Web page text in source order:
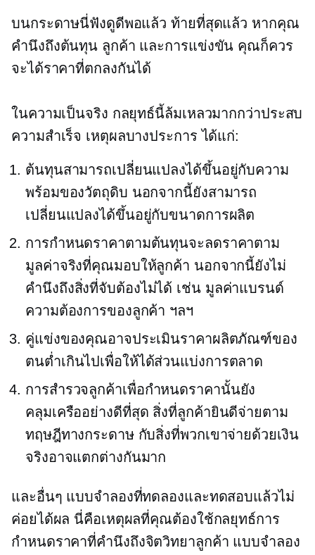
บนกระดาษนี่ฟังดูดีพอแล้ว ท้ายที่สุดแล้ว หากคุณ
คำนึงถึงต้นทุน ลูกค้า และการแข่งขัน คุณก็ควร
จะได้ราคาที่ตกลงกันได้
ในความเป็นจริง กลยุทธ์นี้ล้มเหลวมากกว่าประสบ
ความสำเร็จ เหตุผลบางประการ ได้แก่:
ต้นทุนสามารถเปลี่ยนแปลงได้ขึ้นอยู่กับความ
พร้อมของวัตถุดิบ นอกจากนี้ยังสามารถ
เปลี่ยนแปลงได้ขึ้นอยู่กับขนาดการผลิต
การกำหนดราคาตามต้นทุนจะลดราคาตาม
มูลค่าจริงที่คุณมอบให้ลูกค้า นอกจากนี้ยังไม่
คำนึงถึงสิ่งที่จับต้องไม่ได้ เช่น มูลค่าแบรนด์
ความต้องการของลูกค้า ฯลฯ
คู่แข่งของคุณอาจประเมินราคาผลิตภัณฑ์ของ
ตนต่ำเกินไปเพื่อให้ได้ส่วนแบ่งการตลาด
การสำรวจลูกค้าเพื่อกำหนดราคานั้นยัง
คลุมเครืออย่างดีที่สุด สิ่งที่ลูกค้ายินดีจ่ายตาม
ทฤษฎีทางกระดาษ กับสิ่งที่พวกเขาจ่ายด้วยเงิน
จริงอาจแตกต่างกันมาก
และอื่นๆ แบบจำลองที่ทดลองและทดสอบแล้วไม่
ค่อยได้ผล นี่คือเหตุผลที่คุณต้องใช้กลยุทธ์การ
กำหนดราคาที่คำนึงถึงจิตวิทยาลูกค้า แบบจำลอง